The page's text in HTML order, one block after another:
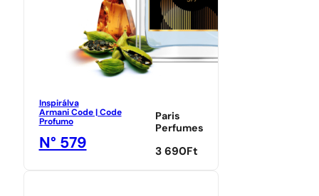
Inspirálva
Armani Code | Code
Profumo
N° 579
Paris
Perfumes
3 690 Ft